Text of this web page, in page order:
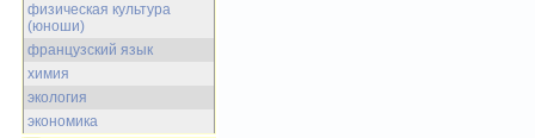
физическая культура
(юноши)
французский язык
химия
экология
экономика